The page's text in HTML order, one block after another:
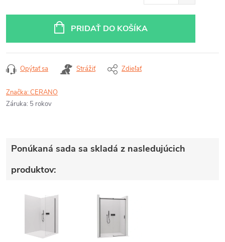
PRIDAŤ DO KOŠÍKA
Opýtať sa Strážiť Zdieľať
Značka:CERANO
Záruka: 5 rokov
Ponúkaná sada sa skladá z nasledujúcich
produktov: